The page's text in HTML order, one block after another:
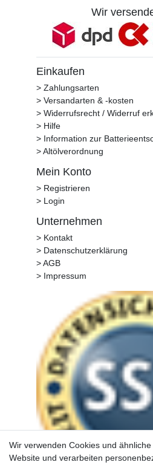
Wir
Einkaufen
> Zahlungsarten
> Versandarten & -kosten
> Widerrufsrecht / Widerruf
> Hilfe
> Information zur
> Altölverordnung
Mein Konto
> Registrieren
> Login
Unternehmen
> Kontakt
> Datenschutzerklärung
> AGB
> Impressum
Wir verwenden Cookies und
Website und verarbeiten